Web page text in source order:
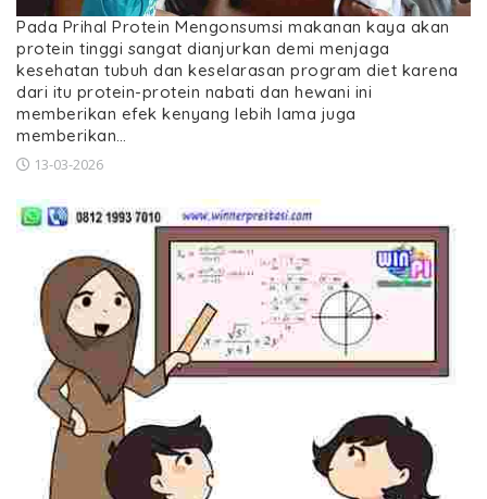
Pada Prihal Protein Mengonsumsi makanan kaya akan
protein tinggi sangat dianjurkan demi menjaga
kesehatan tubuh dan keselarasan program diet karena
dari itu protein-protein nabati dan hewani ini
memberikan efek kenyang lebih lama juga
memberikan…
13-03-2026